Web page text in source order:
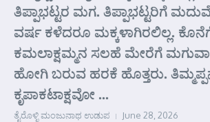
ತಿಪ್ಪಾಭಟ್ಟರ ಮಗ. ತಿಪ್ಪಾಭಟ್ಟರಿಗೆ
ವರ್ಷ ಕಳೆದರೂ ಮಕ್ಕಳಾಗಿರಲಿಲ್ಲ.
ಕಮಲಾಕ್ಷಮ್ಮನ ಸಲಹೆ ಮೇರೆಗೆ
ಹೋಗಿ ಬರುವ ಹರಕೆ ಹೊತ್ತರು.
ಕೃಪಾಕಟಾಕ್ಷವೋ ...
ತೈರೊಳ್ಳಿ ಮಂಜುನಾಥ ಉಡುಪ June 28, 2026